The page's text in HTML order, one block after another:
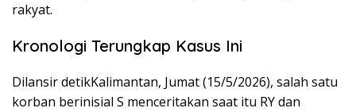
rakyat.
Kronologi Terungkap Kasus Ini
Dilansir detikKalimantan, Jumat (15/5/2026), salah satu
korban berinisial S menceritakan saat itu RY dan